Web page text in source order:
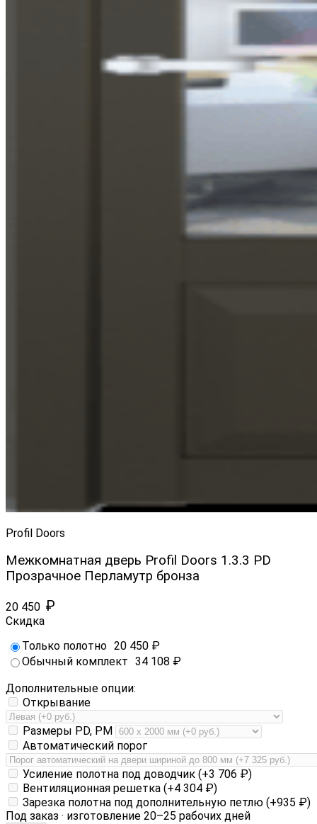
Profil Doors
Межкомнатная дверь Profil Doors 1.3.3 PD
Прозрачное Перламутр бронза
20 450 ₽
Скидка
Только полотно 20 450 ₽
Обычный комплект 34 108 ₽
Дополнительные опции:
Открывание
Размеры PD, PM
Автоматический порог
Усиление полотна под доводчик (+3 706 ₽)
Вентиляционная решетка (+4 304 ₽)
Зарезка полотна под дополнительную петлю (+935 ₽)
Под заказ · изготовление 20–25 рабочих дней